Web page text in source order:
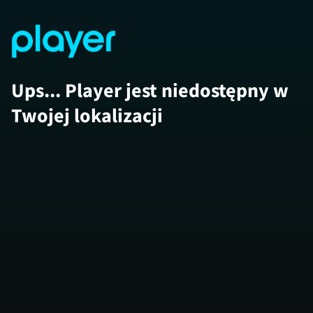
Ups... Player jest niedostępny w
Twojej lokalizacji